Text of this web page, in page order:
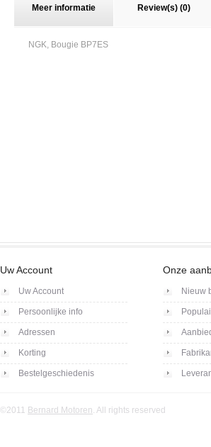
Meer informatie Review(s) (0)
NGK, Bougie BP7ES
Uw Account
Uw Account
Persoonlijke info
Adressen
Korting
Bestelgeschiedenis
Onze
Nieuw
©2011 Bernard Motoren. All rights reserved